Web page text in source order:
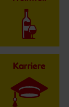
Karriere